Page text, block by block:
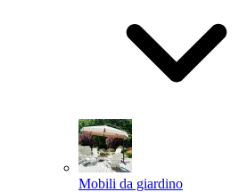
Mobili da giardino